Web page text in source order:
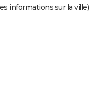
informations sur la ville)